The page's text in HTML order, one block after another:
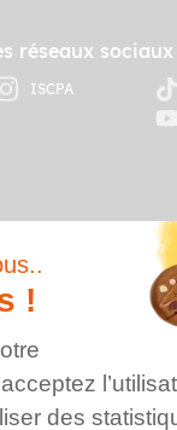
réseaux sociaux
ISCPA
du site
!
des